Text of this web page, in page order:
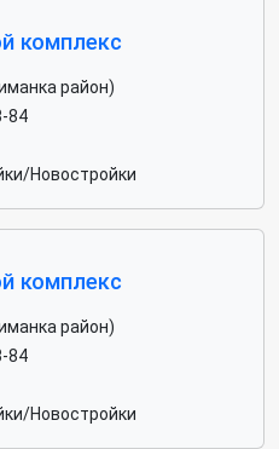
комплекс
район)
84
Новостройки
комплекс
район)
84
Новостройки